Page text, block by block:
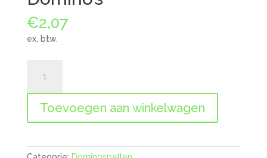
€2,07
ex. btw.
Domino's
aantal
Toevoegen aan winkelwagen